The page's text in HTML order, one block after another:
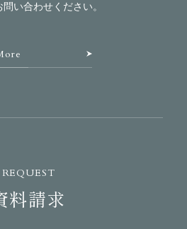
い合わせください。
REQUEST
料請求